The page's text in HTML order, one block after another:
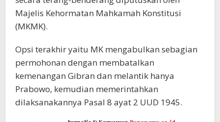
Majelis Kehormatan Mahkamah Konstitusi
(MKMK).
Opsi terakhir yaitu MK mengabulkan sebagian
permohonan dengan membatalkan
kemenangan Gibran dan melantik hanya
Prabowo, kemudian memerintahkan
dilaksanakannya Pasal 8 ayat 2 UUD 1945.